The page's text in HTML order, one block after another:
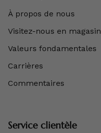
À propos de nous
Visitez-nous en magasin
Valeurs fondamentales
Carrières
Commentaires
Service clientèle